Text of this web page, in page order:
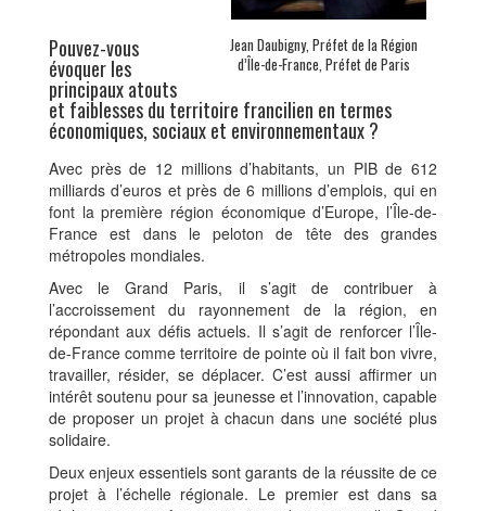
Jean Daubigny, Préfet de la Région
d’Île-de-France, Préfet de Paris
Pouvez-vous
évoquer les
principaux atouts
et faiblesses du territoire francilien en termes
économiques, sociaux et environnementaux ?
Avec près de 12 millions d’habitants, un PIB de 612
milliards d’euros et près de 6 millions d’emplois, qui en
font la première région économique d’Europe, l’Île-de-
France est dans le peloton de tête des grandes
métropoles mondiales.
Avec le Grand Paris, il s’agit de contribuer à
l’accroissement du rayonnement de la région, en
répondant aux défis actuels. Il s’agit de renforcer l’Île-
de-France comme territoire de pointe où il fait bon vivre,
travailler, résider, se déplacer. C’est aussi affirmer un
intérêt soutenu pour sa jeunesse et l’innovation, capable
de proposer un projet à chacun dans une société plus
solidaire.
Deux enjeux essentiels sont garants de la réussite de ce
projet à l’échelle régionale. Le premier est dans sa